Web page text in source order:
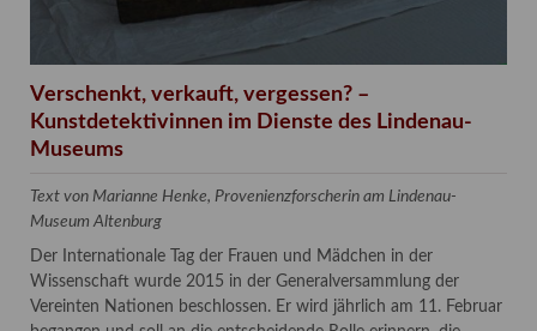
Verschenkt, verkauft, vergessen? –
Kunstdetektivinnen im Dienste des Lindenau-
Museums
Text von Marianne Henke, Provenienzforscherin am Lindenau-
Museum Altenburg
Der Internationale Tag der Frauen und Mädchen in der
Wissenschaft wurde 2015 in der Generalversammlung der
Vereinten Nationen beschlossen. Er wird jährlich am 11. Februar